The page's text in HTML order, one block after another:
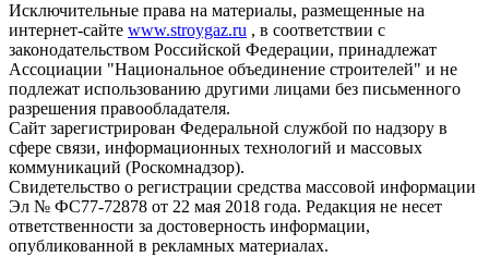
Исключительные права на материалы, размещенные на
интернет-сайте www.stroygaz.ru , в соответствии с
законодательством Российской Федерации, принадлежат
Ассоциации "Национальное объединение строителей" и не
подлежат использованию другими лицами без письменного
разрешения правообладателя.
Сайт зарегистрирован Федеральной службой по надзору в
сфере связи, информационных технологий и массовых
коммуникаций (Роскомнадзор).
Свидетельство о регистрации средства массовой информации
Эл № ФС77-72878 от 22 мая 2018 года. Редакция не несет
ответственности за достоверность информации,
опубликованной в рекламных материалах.